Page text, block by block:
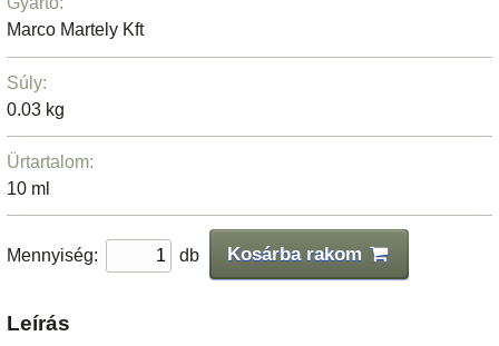
Marco Martely Kft
Súly:
0.03 kg
Ürtartalom:
10 ml
Mennyiség: db Kosárba rakom
Leírás